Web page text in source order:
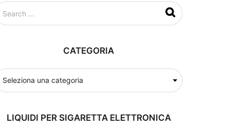
CATEGORIA
LIQUIDI PER SIGARETTA ELETTRONICA